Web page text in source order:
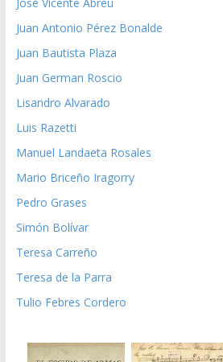
José Vicente Abreu
Juan Antonio Pérez Bonalde
Juan Bautista Plaza
Juan German Roscio
Lisandro Alvarado
Luis Razetti
Manuel Landaeta Rosales
Mario Briceño Iragorry
Pedro Grases
Simón Bolívar
Teresa Carreño
Teresa de la Parra
Tulio Febres Cordero